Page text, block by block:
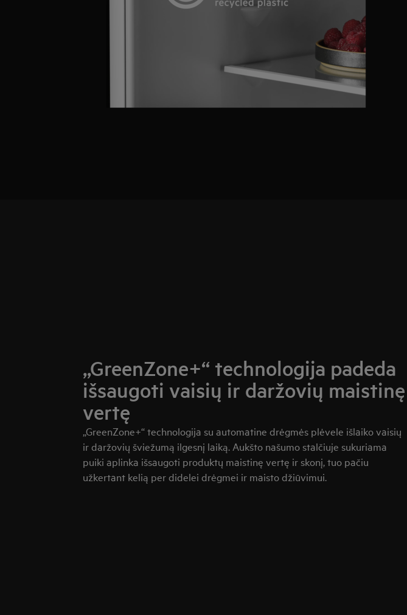
„GreenZone+“ technologija padeda
išsaugoti vaisių ir daržovių maistinę
vertę
„GreenZone+“ technologija su automatine drėgmės plėvele išlaiko vaisių
ir daržovių šviežumą ilgesnį laiką. Aukšto našumo stalčiuje sukuriama
puiki aplinka išsaugoti produktų maistinę vertę ir skonį, tuo pačiu
užkertant kelią per didelei drėgmei ir maisto džiūvimui.